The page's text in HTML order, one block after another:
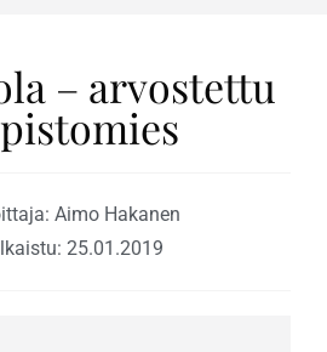
– arvostettu
Aimo Hakanen
25.01.2019